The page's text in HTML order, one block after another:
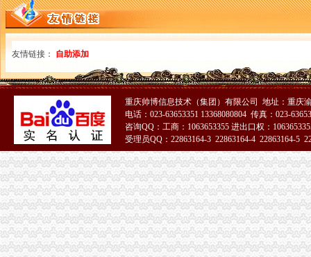
一般纳税人税率查询|一般纳税人如何算税
上海税务网的一般纳税人资格查询,可以查来自上海税务-微博
北京各区一般纳税人资格查询帮助你three_周边服务栏目_机电之家网
一般纳税人资格查询_中华文本库
一般纳税人咨询处-深圳58同城
如何查询增值税一般纳税人认定信息？_资料网
一般纳税人查询广东税务局版2.4.0安卓版-新云软件园
如何查询一般纳税人资格_百度经验
青岛一般纳税人查询
一般纳税人查询
咨询一般纳税人问题-青青岛社区
公司注册咨询-申请一般纳税人咨询等-产品网
一般纳税人查询
重庆一般纳税人资格查询
一般纳税人查询一般纳税人查询
重庆一般纳税人资格查询：http://218.70.65.72:3002/fpcx/
重庆一般纳税人申请：路源咨询—专业代办安全生产许可证-重庆爱问
友情链接： 自助添加
重庆帅博信息技术（集团）有限公司 地址：重庆
电话：023-63653351 13368080804 传真：023-
咨询QQ：工商：1063653355 进出口权：
受理员QQ：22863164-3 22863164-4 22863164-5